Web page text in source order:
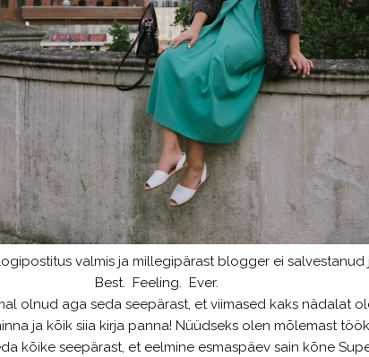
valmis ja millegipärast blogger ei salvestanud
Best. Feeling. Ever.
olnud aga seda seepärast, et viimased kaks nädalat
ja kõik siia kirja panna! Nüüdseks olen mõlemast
kõike seepärast, et eelmine esmaspäev sain kõne